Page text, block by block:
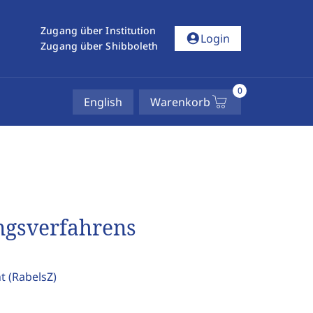
Zugang über Institution
Zugang über Shibboleth
account_circleLogin
English Warenkorb
0
(RabelsZ)